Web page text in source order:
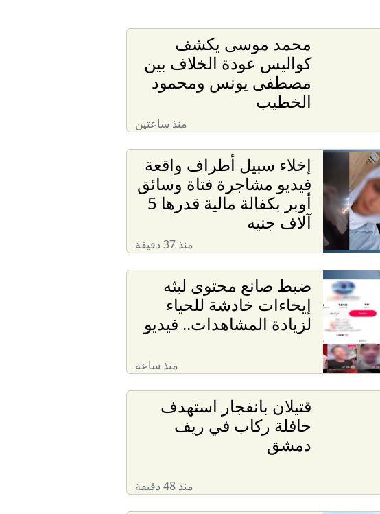
محمد موسى يكشف
كواليس عودة الخلاف بين
مصطفى يونس ومحمود
الخطيب
منذ ساعتين
إخلاء سبيل أطراف واقعة
فيديو مشاجرة فتاة وسائق
أوبر بكفالة مالية قدرها 5
آلاف جنيه
منذ 37 دقيقة
ضبط صانع محتوى لبثه
إيحاءات خادشة للحياء
لزيادة المشاهدات.. فيديو
منذ ساعة
قتيلان بانفجار استهدف
حافلة ركاب في ريف
دمشق
منذ 48 دقيقة